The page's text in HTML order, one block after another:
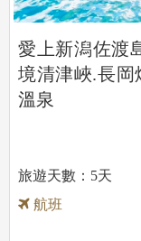
愛上新潟佐渡
境清津峽.長岡
溫泉
5天
航班